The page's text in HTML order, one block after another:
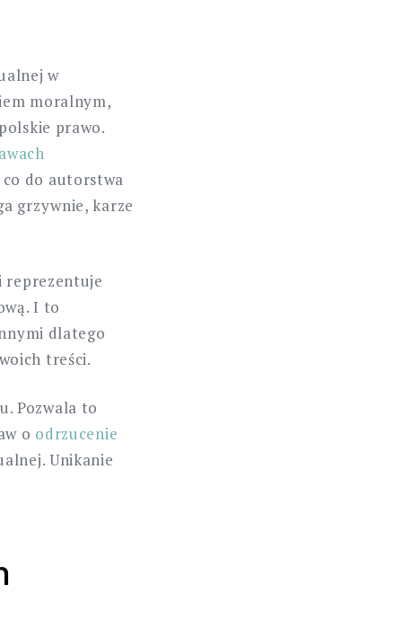
w
moralnym,
prawo.
co do autorstwa
grzywnie, karze
reprezentuje
I to
dlatego
treści.
Pozwala to
o odrzucenie
Unikanie